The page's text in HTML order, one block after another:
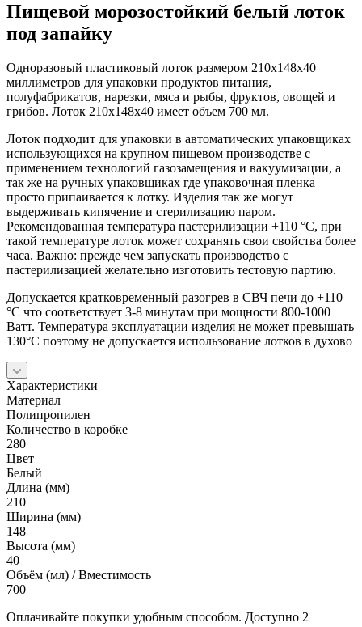
Пищевой морозостойкий белый лоток
под запайку
Одноразовый пластиковый лоток размером 210х148х40
миллиметров для упаковки продуктов питания,
полуфабрикатов, нарезки, мяса и рыбы, фруктов, овощей и
грибов. Лоток 210х148х40 имеет объем 700 мл.
Лоток подходит для упаковки в автоматических упаковщиках
использующихся на крупном пищевом производстве с
применением технологий газозамещения и вакуумизации, а
так же на ручных упаковщиках где упаковочная пленка
просто припаивается к лотку. Изделия так же могут
выдерживать кипячение и стерилизацию паром.
Рекомендованная температура пастерилизации +110 °C, при
такой температуре лоток может сохранять свои свойства более
часа. Важно: прежде чем запускать производство с
пастерилизацией желательно изготовить тестовую партию.
Допускается кратковременный разогрев в СВЧ печи до +110
°C что соответствует 3-8 минутам при мощности 800-1000
Ватт. Температура эксплуатации изделия не может превышать
130°C поэтому не допускается использование лотков в духово
Характеристики
Материал
Полипропилен
Количество в коробке
280
Цвет
Белый
Длина (мм)
210
Ширина (мм)
148
Высота (мм)
40
Объём (мл) / Вместимость
700
Оплачивайте покупки удобным способом. Доступно 2